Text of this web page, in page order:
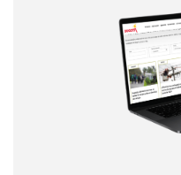
Correo electrónico
Tipo de comentario